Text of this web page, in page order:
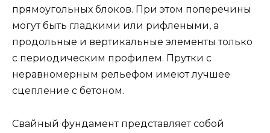
прямоугольных блоков. При этом поперечины
могут быть гладкими или рифлеными, а
продольные и вертикальные элементы только
с периодическим профилем. Прутки с
неравномерным рельефом имеют лучшее
сцепление с бетоном.
Свайный фундамент представляет собой